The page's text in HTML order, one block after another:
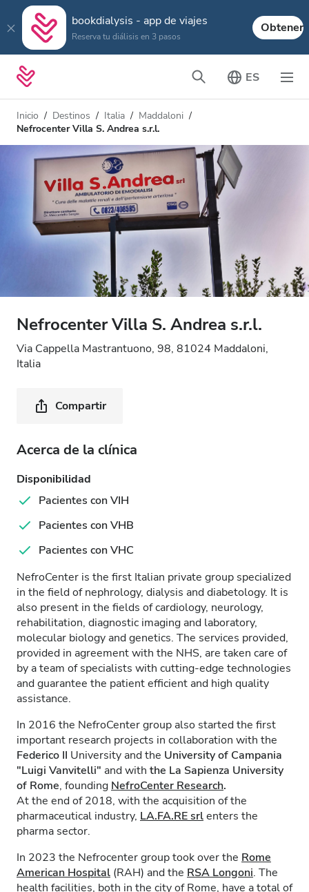
bookdialysis - app de viajes
Reserva tu diálisis en 3 pasos
Obtener
ES
Inicio Destinos Italia
Maddaloni
Nefrocenter Villa S. Andrea s.r.l.
Nefrocenter Villa S. Andrea s.r.l.
Via Cappella Mastrantuono, 98, 81024 Maddaloni,
Italia
Compartir
Acerca de la clínica
Disponibilidad
Pacientes con VIH
Pacientes con VHB
Pacientes con VHC
NefroCenter is the first Italian private group specialized
in the field of nephrology, dialysis and diabetology. It is
also present in the fields of cardiology, neurology,
rehabilitation, diagnostic imaging and laboratory,
molecular biology and genetics. The services provided,
provided in agreement with the NHS, are taken care of
by a team of specialists with cutting-edge technologies
and guarantee the patient efficient and high quality
assistance.
In 2016 the NefroCenter group also started the first
important research projects in collaboration with the
Federico II University and the University of Campania
"Luigi Vanvitelli" and with the La Sapienza University
of Rome, founding NefroCenter Research.
At the end of 2018, with the acquisition of the
pharmaceutical industry, LA.FA.REsrlenters the
pharma sector.
In 2023 the Nefrocenter group took over the Rome
American Hospital (RAH) and the RSA Longoni. The
health facilities, both in the city of Rome, have a total of